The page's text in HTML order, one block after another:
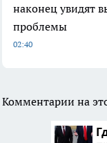
наконец увидят
проблемы
02:40
Комментарии на